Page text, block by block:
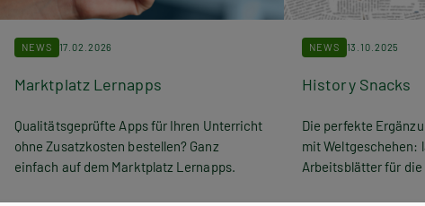
NEWS 17.02.2026
Marktplatz Lernapps
Qualitätsgeprüfte Apps für Ihren Unterricht
ohne Zusatzkosten bestellen? Ganz
einfach auf dem Marktplatz Lernapps.
NEWS 13.10.2025
History Snacks
Die perfekte
mit Weltgeschehen:
Arbeitsblätter für die